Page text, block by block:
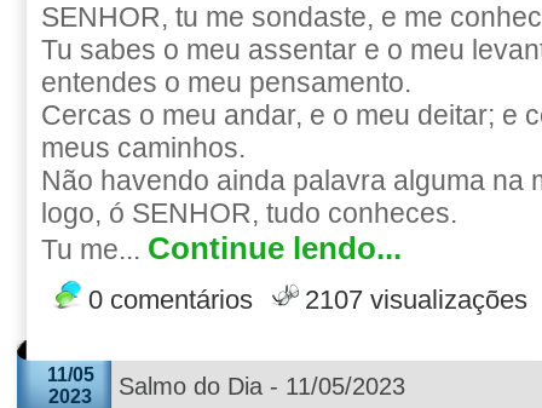
SENHOR, tu me sondaste, e me
Tu sabes o meu assentar e o meu
entendes o meu pensamento.
Cercas o meu andar, e o meu deitar; e
meus caminhos.
Não havendo ainda palavra alguma na
logo, ó SENHOR, tudo conheces.
Tu me... Continue lendo...
0 comentários 2107 visualizações
11/05
2023
Salmo do Dia - 11/05/2023